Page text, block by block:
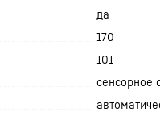
да
170
101
сенсорное